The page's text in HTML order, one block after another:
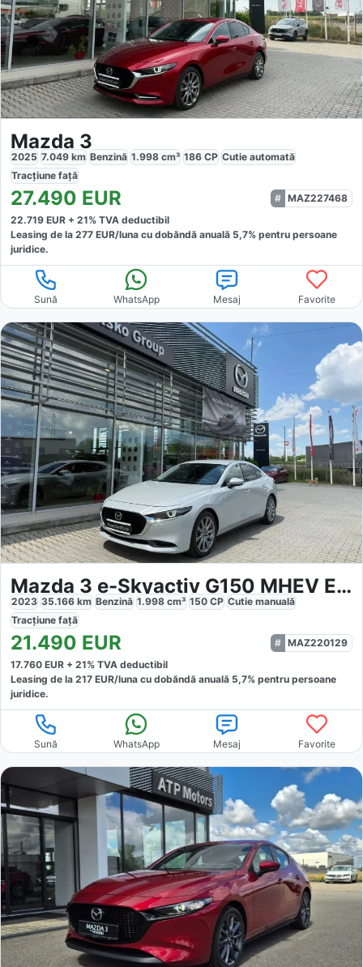
Mazda 3
2025 7.049 km Benzină 1.998 cm³ 186 CP Cutie automată
Tracțiune față
27.490 EUR
MAZ227468
22.719 EUR + 21% TVA deductibil
Leasing de la 277 EUR/luna cu dobăndă anuală 5,7% pentru persoane
juridice.
Sună WhatsApp Mesaj Favorite
Mazda 3 e-Skyactiv G150 MHEV Exclusive-Line
2023 35.166 km Benzină 1.998 cm³ 150 CP Cutie manuală
Tracțiune față
21.490 EUR
MAZ220129
17.760 EUR + 21% TVA deductibil
Leasing de la 217 EUR/luna cu dobăndă anuală 5,7% pentru persoane
juridice.
Sună WhatsApp Mesaj Favorite